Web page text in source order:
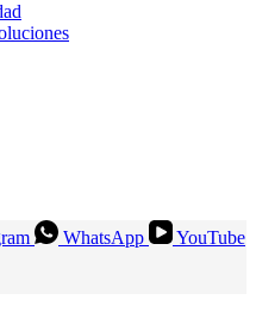
WhatsApp
YouTube